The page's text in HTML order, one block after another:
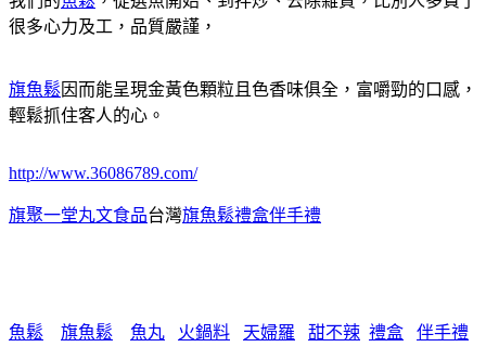
很多心力及工，品質嚴謹，
旗魚鬆因而能呈現金黃色顆粒且色香味俱全，富嚼勁的口感，
輕鬆抓住客人的心。
http://www.36086789.com/
旗聚一堂丸文食品台灣旗魚鬆禮盒伴手禮
魚鬆 旗魚鬆 魚丸 火鍋料 天婦羅 甜不辣 禮盒
伴手禮